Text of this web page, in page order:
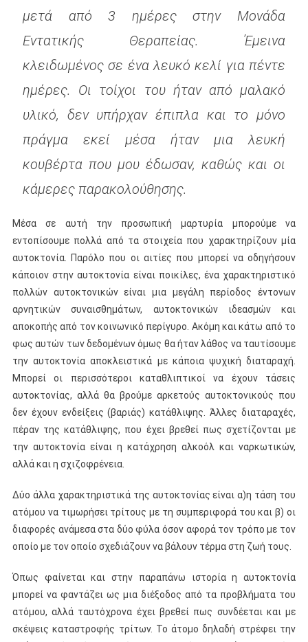
μετά από 3 ημέρες στην Μονάδα
Εντατικής Θεραπείας. Έμεινα
κλειδωμένος σε ένα λευκό κελί για πέντε
ημέρες. Οι τοίχοι του ήταν από μαλακό
υλικό, δεν υπήρχαν έπιπλα και το μόνο
πράγμα εκεί μέσα ήταν μια λευκή
κουβέρτα που μου έδωσαν, καθώς και οι
κάμερες παρακολούθησης.
Μέσα σε αυτή την προσωπική μαρτυρία μπορούμε να
εντοπίσουμε πολλά από τα στοιχεία που χαρακτηρίζουν μία
αυτοκτονία. Παρόλο που οι αιτίες που μπορεί να οδηγήσουν
κάποιον στην αυτοκτονία είναι ποικίλες, ένα χαρακτηριστικό
πολλών αυτοκτονικών είναι μια μεγάλη περίοδος έντονων
αρνητικών συναισθημάτων, αυτοκτονικών ιδεασμών και
αποκοπής από τον κοινωνικό περίγυρο. Ακόμη και κάτω από το
φως αυτών των δεδομένων όμως θα ήταν λάθος να ταυτίσουμε
την αυτοκτονία αποκλειστικά με κάποια ψυχική διαταραχή.
Μπορεί οι περισσότεροι καταθλιπτικοί να έχουν τάσεις
αυτοκτονίας, αλλά θα βρούμε αρκετούς αυτοκτονικούς που
δεν έχουν ενδείξεις (βαριάς) κατάθλιψης. Άλλες διαταραχές,
πέραν της κατάθλιψης, που έχει βρεθεί πως σχετίζονται με
την αυτοκτονία είναι η κατάχρηση αλκοόλ και ναρκωτικών,
αλλά και η σχιζοφρένεια.
Δύο άλλα χαρακτηριστικά της αυτοκτονίας είναι α)η τάση του
ατόμου να τιμωρήσει τρίτους με τη συμπεριφορά του και β) οι
διαφορές ανάμεσα στα δύο φύλα όσον αφορά τον τρόπο με τον
οποίο με τον οποίο σχεδιάζουν να βάλουν τέρμα στη ζωή τους.
Όπως φαίνεται και στην παραπάνω ιστορία η αυτοκτονία
μπορεί να φαντάζει ως μια διέξοδος από τα προβλήματα του
ατόμου, αλλά ταυτόχρονα έχει βρεθεί πως συνδέεται και με
σκέψεις καταστροφής τρίτων. Το άτομο δηλαδή στρέφει την